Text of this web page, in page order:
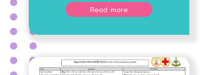
Read more